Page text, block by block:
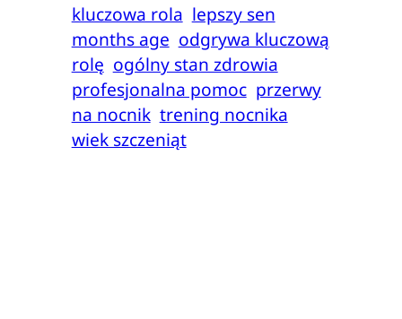
kluczowa rola lepszy sen
months age odgrywa kluczową
rolę ogólny stan zdrowia
profesjonalna pomoc przerwy
na nocnik trening nocnika
wiek szczeniąt